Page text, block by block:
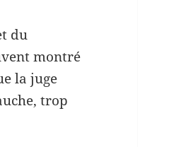
du
montré
la juge
trop